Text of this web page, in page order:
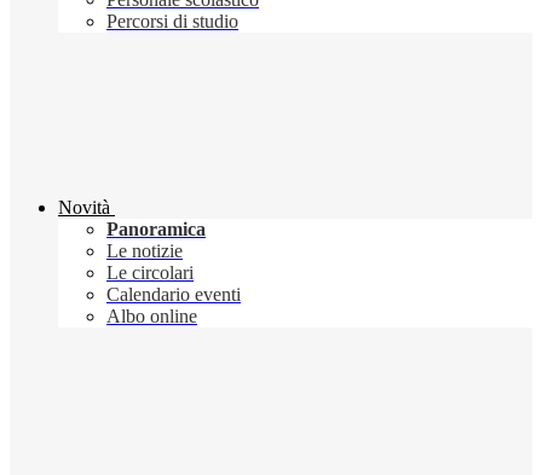
Percorsi di studio
Novità
Panoramica
Le notizie
Le circolari
Calendario eventi
Albo online